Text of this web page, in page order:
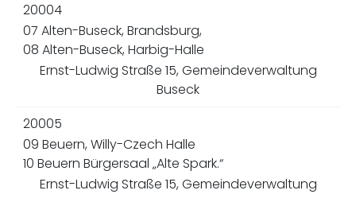
20004
07 Alten-Buseck, Brandsburg,
08 Alten-Buseck, Harbig-Halle
Ernst-Ludwig Straße 15, Gemeindeverwaltung
Buseck
20005
09 Beuern, Willy-Czech Halle
10 Beuern Bürgersaal „Alte Spark.“
Ernst-Ludwig Straße 15, Gemeindeverwaltung